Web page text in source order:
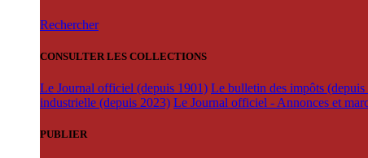
Rechercher
CONSULTER LES COLLECTIONS
Le Journal officiel (depuis 1901) Le bulletin des impôts (depuis
industrielle (depuis 2023) Le Journal officiel - Annonces et
PUBLIER